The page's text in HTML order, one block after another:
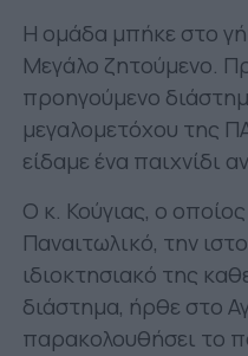
Η ομάδα μπήκε στο
Μεγάλο ζητούμενο.
προηγούμενο
μεγαλομετόχου της
είδαμε ένα παιχνίδι
Ο κ. Κούγιας, ο
Παναιτωλικό, την
ιδιοκτησιακό της
διάστημα, ήρθε στο
παρακολουθήσει το